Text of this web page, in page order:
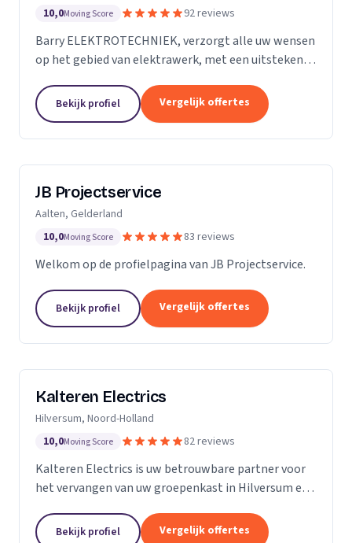
10,0Moving Score 92 reviews
Barry ELEKTROTECHNIEK, verzorgt alle uw wensen
op het gebied van elektrawerk, met een uitstekende
Scholen en Bedrijven. Groepenkast vernieuwen,...
Bekijk profiel Vergelijk offertes
JB Projectservice
Aalten, Gelderland
10,0Moving Score 83 reviews
Welkom op de profielpagina van JB Projectservice.
Bekijk profiel Vergelijk offertes
Kalteren Electrics
Hilversum, Noord-Holland
10,0Moving Score 82 reviews
Kalteren Electrics is uw betrouwbare partner voor
het vervangen van uw groepenkast in Hilversum en
benodigde diploma's en certificeringen, sta ik klaar
Bekijk profiel Vergelijk offertes